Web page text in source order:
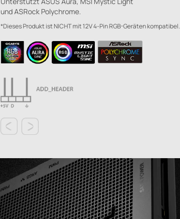
und ASRock Polychrome.
*Dieses Produkt ist NICHT mit 12V 4-Pin RGB-Geräten kompatibel.